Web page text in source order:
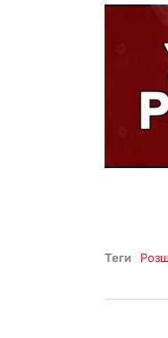
Теги